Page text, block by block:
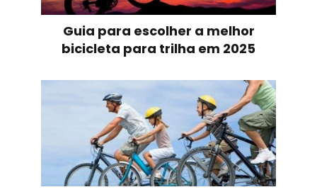
Guia para escolher a melhor
bicicleta para trilha em 2025